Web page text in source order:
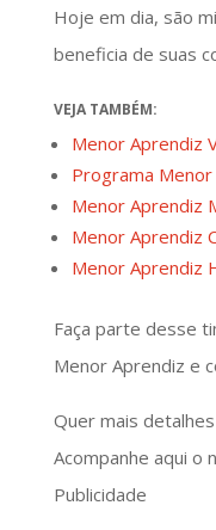
Hoje em dia, são
beneficia de suas
VEJA TAMBÉM:
Menor Aprendiz
Programa
Menor Aprendiz
Menor Aprendiz
Menor Aprendiz
Faça parte desse
Menor Aprendiz e
Quer mais
Acompanhe aqui o
Publicidade